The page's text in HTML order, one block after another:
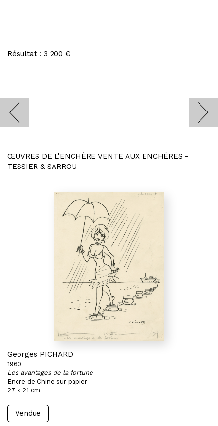
Résultat : 3 200 €
ŒUVRES DE L'ENCHÈRE VENTE AUX ENCHÉRES -
TESSIER & SARROU
Georges PICHARD
1960
Les avantages de la fortune
Encre de Chine sur papier
27 x 21 cm
Vendue